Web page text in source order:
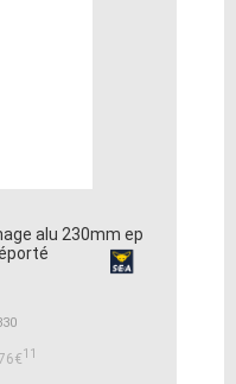
alu 230mm ep
11